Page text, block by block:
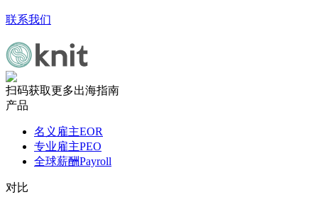
联系我们
扫码获取更多出海指南
产品
名义雇主EOR
专业雇主PEO
全球薪酬Payroll
对比